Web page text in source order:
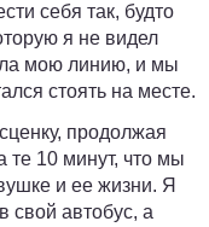
себя так, будто
я не видел
мою линию, и мы
стоять на месте.
продолжая
те 10 минут, что мы
и ее жизни. Я
свой автобус, а